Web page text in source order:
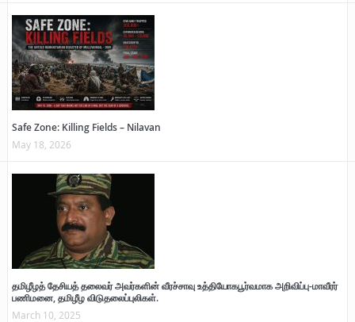
Safe Zone: Killing Fields – Nilavan
May 18, 2026
தமிழீழத் தேசியத் தலைவர் அவர்களின் வீரச்சாவு உத்தியோகபூர்வமாக அறிவிப்பு-மாவீரர்
பணிமனை, தமிழீழ விடுதலைப்புலிகள்.
March 10, 2025